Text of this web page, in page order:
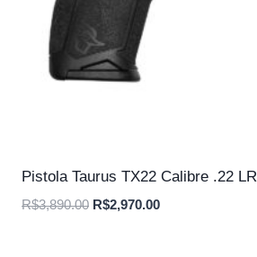
Pistola Taurus TX22 Calibre .22 LR
R$3,890.00 O
R$2,970.00O